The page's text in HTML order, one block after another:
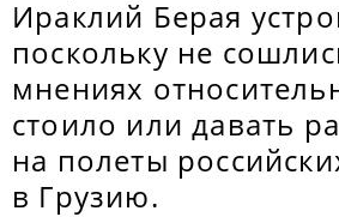
Ираклий Берая
поскольку не
мнениях
стоило или давать
на полеты
в Грузию.